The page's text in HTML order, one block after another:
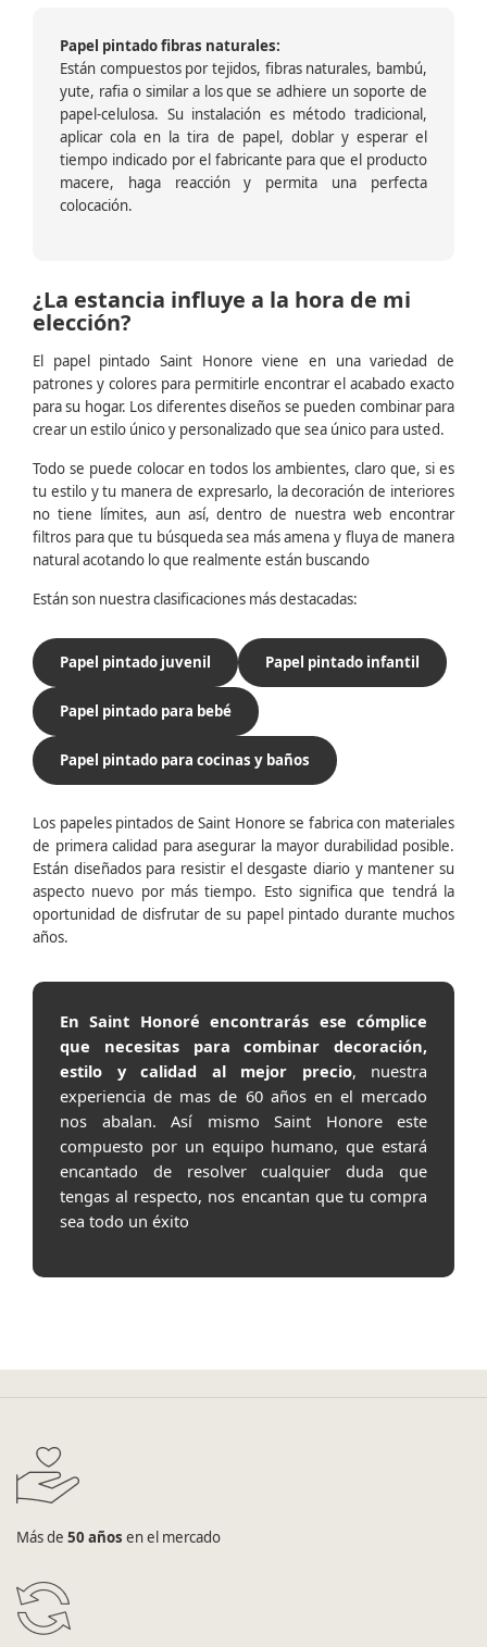
Papel pintado fibras naturales:
Están compuestos por tejidos, fibras naturales, bambú,
yute, rafia o similar a los que se adhiere un soporte de
papel-celulosa. Su instalación es método tradicional,
aplicar cola en la tira de papel, doblar y esperar el
tiempo indicado por el fabricante para que el producto
macere, haga reacción y permita una perfecta
colocación.
¿La estancia influye a la hora de mi
elección?
El papel pintado Saint Honore viene en una variedad de
patrones y colores para permitirle encontrar el acabado exacto
para su hogar. Los diferentes diseños se pueden combinar para
crear un estilo único y personalizado que sea único para usted.
Todo se puede colocar en todos los ambientes, claro que, si es
tu estilo y tu manera de expresarlo, la decoración de interiores
no tiene límites, aun así, dentro de nuestra web encontrar
filtros para que tu búsqueda sea más amena y fluya de manera
natural acotando lo que realmente están buscando
Están son nuestra clasificaciones más destacadas:
Papel pintado juvenil Papel pintado infantil
Papel pintado para bebé
Papel pintado para cocinas y baños
Los papeles pintados de Saint Honore se fabrica con materiales
de primera calidad para asegurar la mayor durabilidad posible.
Están diseñados para resistir el desgaste diario y mantener su
aspecto nuevo por más tiempo. Esto significa que tendrá la
oportunidad de disfrutar de su papel pintado durante muchos
años.
En Saint Honoré encontrarás ese cómplice
que necesitas para combinar decoración,
estilo y calidad al mejor precio, nuestra
experiencia de mas de 60 años en el mercado
nos abalan. Así mismo Saint Honore este
compuesto por un equipo humano, que estará
encantado de resolver cualquier duda que
tengas al respecto, nos encantan que tu compra
sea todo un éxito
Más de 50 años en el mercado